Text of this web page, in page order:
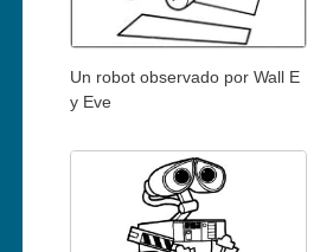
Un robot observado por Wall E
y Eve